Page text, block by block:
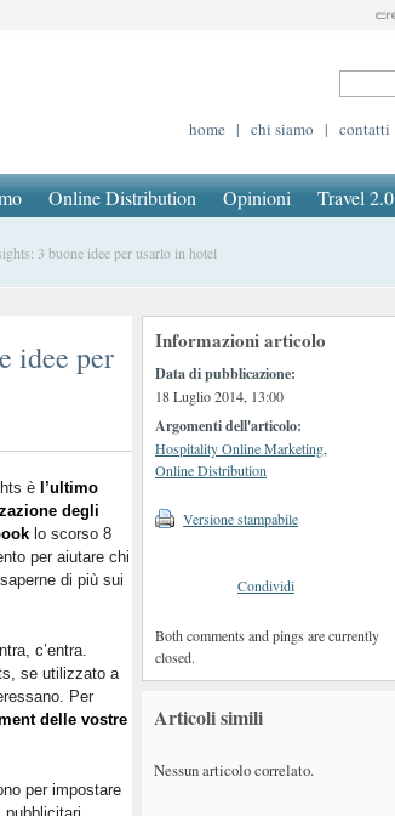
home | chi siamo | contatti
Online Distribution Opinioni Travel 2.0
3 buone idee per usarlo in hotel
Informazioni articolo
Data di pubblicazione:
18 Luglio 2014, 13:00
Argomenti dell'articolo:
Hospitality Online Marketing,
Online Distribution
Versione stampabile
Condividi
Both comments and pings are currently
closed.
Articoli simili
Nessun articolo correlato.
idee per
è l’ultimo
degli
lo scorso 8
per aiutare chi
di più sui
c’entra.
se utilizzato a
Per
delle vostre
per impostare